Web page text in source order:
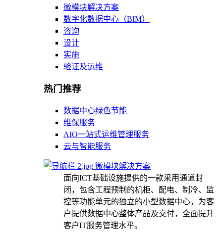
微模块解决方案
数字化数据中心（BIM）
咨询
设计
实施
验证及运维
热门推荐
数据中心绿色节能
维保服务
AIO一站式运维管理服务
云与智能服务
微模块解决方案
面向ICT基础设施提供的一款采用通道封
闭，包含工程预制的机柜、配电、制冷、监
控等功能单元的独立的小型数据中心，为客
户提供数据中心整体产品及交付，全面提升
客户IT服务管理水平。